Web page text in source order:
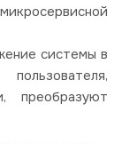
системы в
преобразуют